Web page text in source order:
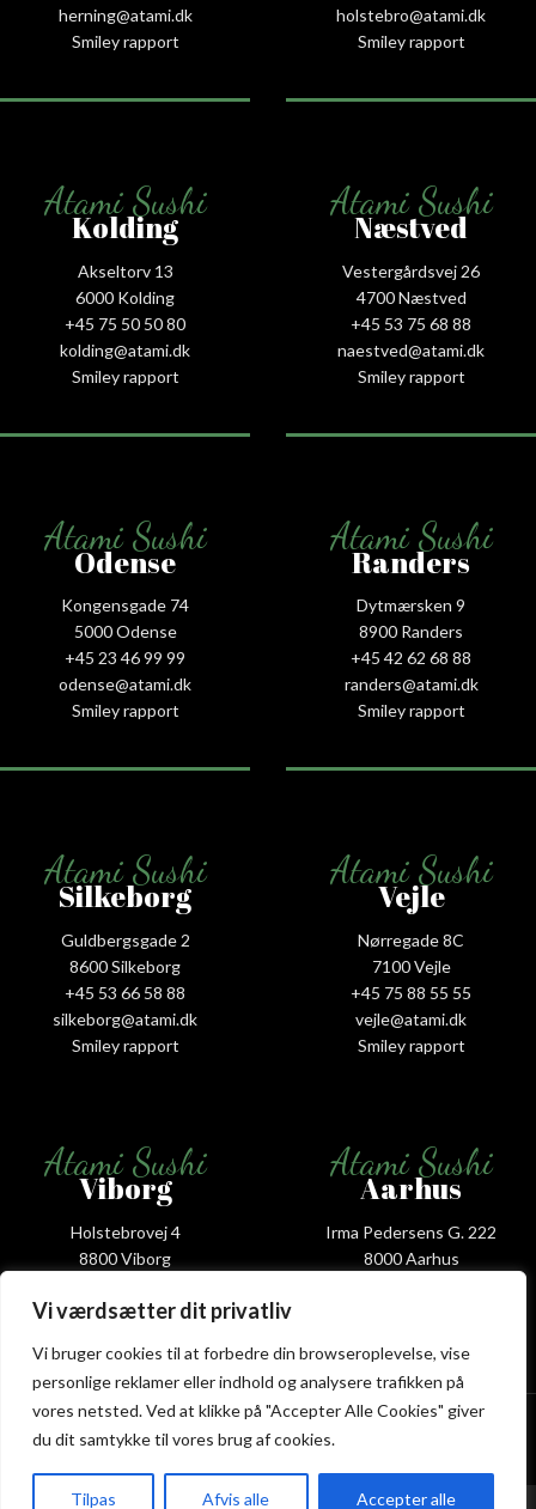
Vi værdsætter dit privatliv
Vi bruger cookies til at forbedre din browseroplevelse, vise
personlige reklamer eller indhold og analysere trafikken på
vores netsted. Ved at klikke på "Accepter Alle Cookies" giver
du dit samtykke til vores brug af cookies.
Tilpas Afvis alle Accepter alle
herning@atami.dk
Smiley rapport
holstebro@atami.dk
Smiley rapport
Atami Sushi
Kolding
Akseltorv 13
6000 Kolding
+45 75 50 50 80
kolding@atami.dk
Smiley rapport
Atami Sushi
Næstved
Vestergårdsvej 26
4700 Næstved
+45 53 75 68 88
naestved@atami.dk
Smiley rapport
Atami Sushi
Odense
Kongensgade 74
5000 Odense
+45 23 46 99 99
odense@atami.dk
Smiley rapport
Atami Sushi
Randers
Dytmærsken 9
8900 Randers
+45 42 62 68 88
randers@atami.dk
Smiley rapport
Atami Sushi
Silkeborg
Guldbergsgade 2
8600 Silkeborg
+45 53 66 58 88
silkeborg@atami.dk
Smiley rapport
Atami Sushi
Vejle
Nørregade 8C
7100 Vejle
+45 75 88 55 55
vejle@atami.dk
Smiley rapport
Atami Sushi
Viborg
Holstebrovej 4
8800 Viborg
viborg@atami.dk
Atami Sushi
Aarhus
Irma Pedersens G. 222
8000 Aarhus
Atami Sushi Restaurant @ 2026 | Powered byNemBestil ApS